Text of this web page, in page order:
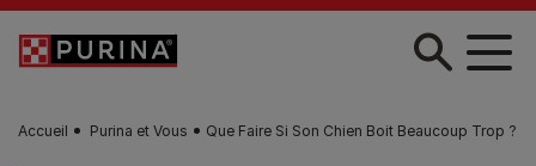
Skip to main content
Accueil Purina et Vous Que Faire Si Son Chien Boit Beaucoup Trop ?